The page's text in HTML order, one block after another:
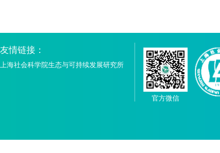
友情链接：
上海社会科学院生态与可持续发展研究所
官方微信